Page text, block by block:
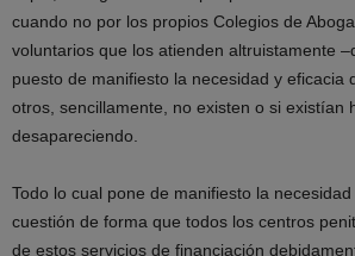
cuando no por los propios Colegios de
voluntarios que los atienden altruistamente
puesto de manifiesto la necesidad y eficacia
otros, sencillamente, no existen o si existían
desapareciendo.
Todo lo cual pone de manifiesto la
cuestión de forma que todos los centros
de estos servicios de financiación